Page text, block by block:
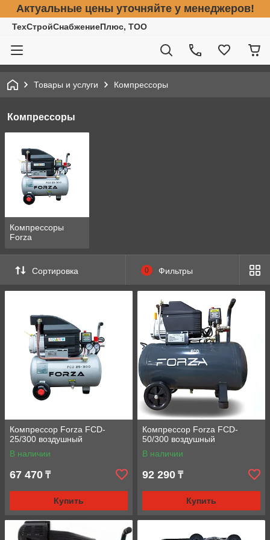
Актуальные цены уточняйте у менеджеров!
ТехСтройСнабжениеПлюс, ТОО
Товары и услуги Компрессоры
Компрессоры
Компрессоры
Forza
Сортировка 0 Фильтры
Компрессор Forza FCD-
25/300 воздушный
В наличии
67 470 ₸
Купить
Компрессор Forza FCD-
50/300 воздушный
В наличии
92 290 ₸
Купить